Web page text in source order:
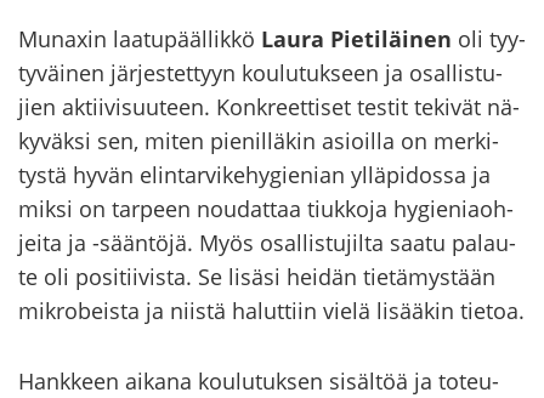
Munaxin laa­tu­pääl­lik­kö Laura Pie­ti­läi­nen oli tyy­
ty­väi­nen jär­jes­tet­tyyn kou­lu­tuk­seen ja osal­lis­tu­
jien ak­tii­vi­suu­teen. Kon­kreet­ti­set tes­tit te­ki­vät nä­
ky­väk­si sen, miten pie­nil­lä­kin asioil­la on mer­ki­
tys­tä hyvän elin­tar­vi­ke­hy­gie­nian yl­lä­pi­dos­sa ja
miksi on tar­peen nou­dat­taa tiuk­ko­ja hy­gie­niaoh­
jei­ta ja -​sääntöjä. Myös osal­lis­tu­jil­ta saatu pa­lau­
te oli po­si­tii­vis­ta. Se li­sä­si hei­dän tie­tä­mys­tään
mik­ro­beis­ta ja niis­tä ha­lut­tiin vielä li­sää­kin tie­toa.
Hank­keen ai­ka­na kou­lu­tuk­sen si­säl­töä ja to­teu­